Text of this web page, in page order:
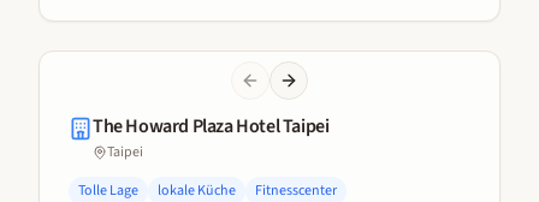
Previous slide
Next slide
The Howard Plaza Hotel Taipei
Taipei
Tolle Lage
lokale Küche Fitnesscenter